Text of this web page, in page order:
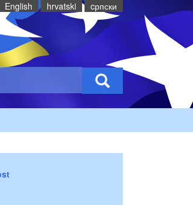
English hrvatski cрпски